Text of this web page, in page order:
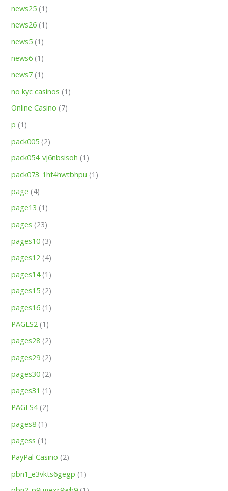
news25 (1)
news26 (1)
news5 (1)
news6 (1)
news7 (1)
no kyc casinos (1)
Online Casino (7)
p (1)
pack005 (2)
pack054_vj6nbsisoh (1)
pack073_1hf4hwtbhpu (1)
page (4)
page13 (1)
pages (23)
pages10 (3)
pages12 (4)
pages14(1)
pages15 (2)
pages16 (1)
PAGES2 (1)
pages28 (2)
pages29 (2)
pages30 (2)
pages31 (1)
PAGES4(2)
pages8 (1)
pagess (1)
PayPal Casino (2)
pbn1_e3vkts6gegp (1)